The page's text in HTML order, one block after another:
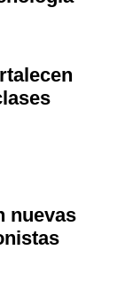
nuevas